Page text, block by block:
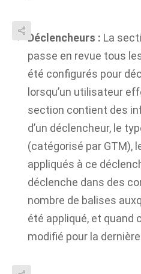
Déclencheurs : La
passe en revue tous
été configurés pour
lorsqu’un utilisateur
section contient des
d’un déclencheur, le
(catégorisé par GTM),
appliqués à ce
déclenche dans des
nombre de balises
été appliqué, et quand
modifié pour la